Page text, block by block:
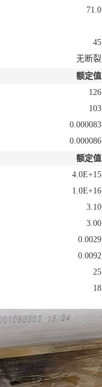
71.0
45
无断裂
额定值
126
103
0.000083
0.000086
额定值
4.0E+15
1.0E+16
3.10
3.00
0.0029
0.0092
25
18